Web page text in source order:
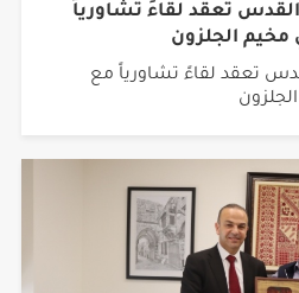
تعقد لقاءً تشاورياً
مخيم الجلزون
تعقد لقاءً تشاورياً مع